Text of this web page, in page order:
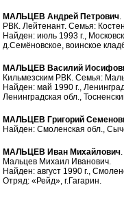
МАЛЬЦЕВ Андрей Петрович.
РВК. Лейтенант. Семья:
Найден: июль 1993 г.,
д.Семёновское, воинское
МАЛЬЦЕВ Василий
Кильмезским РВК. Семья:
Найден: май 1990 г.,
Ленинградская обл.,
МАЛЬЦЕВ Григорий
Найден: Смоленская обл.,
МАЛЬЦЕВ Иван Михайлович.
Мальцев Михаил Иванович.
Найден: август 1990 г.,
Отряд: «Рейд», г.Гагарин.